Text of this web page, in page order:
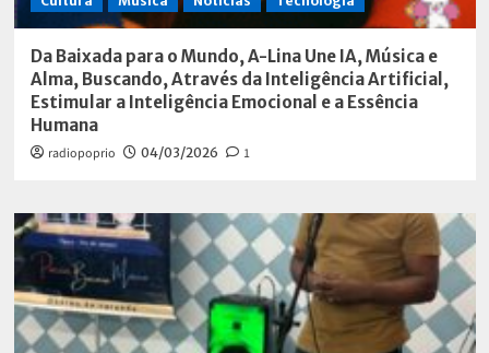
Da Baixada para o Mundo, A-Lina Une IA, Música e
Alma, Buscando, Através da Inteligência Artificial,
Estimular a Inteligência Emocional e a Essência
Humana
radiopoprio 04/03/2026 1